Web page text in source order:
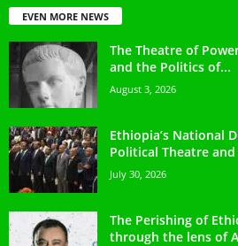
EVEN MORE NEWS
The Theatre of
and the Politics of...
August 3, 2026
Ethiopia’s National
Political Theatre
July 30, 2026
The Perishing of
through the lens of